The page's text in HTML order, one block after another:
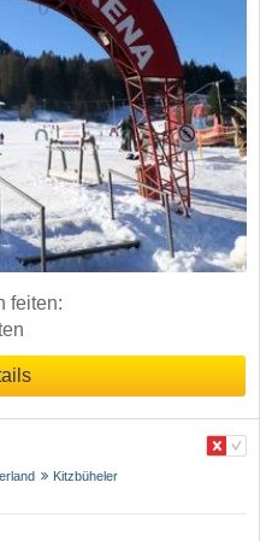
feiten:
Kitzbüheler